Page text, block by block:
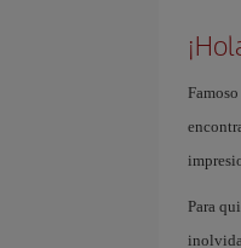
Para